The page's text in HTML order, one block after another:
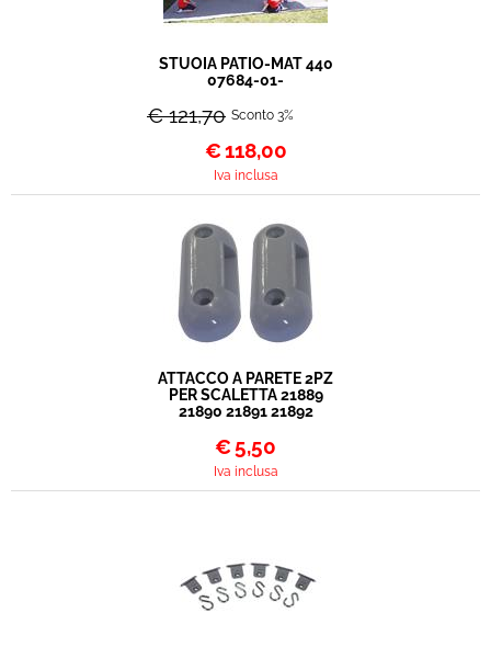
STUOIA PATIO-MAT 440
07684-01-
€ 121,70 Sconto 3%
€118,00
Iva inclusa
ATTACCO A PARETE 2PZ
PER SCALETTA 21889
21890 21891 21892
€ 5,50
Iva inclusa